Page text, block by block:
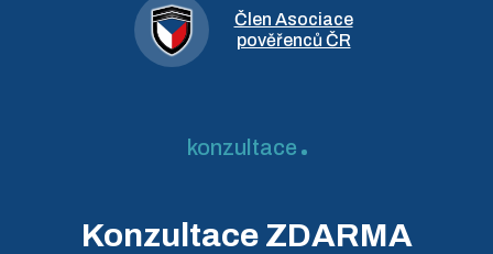
Člen Asociace
pověřenců ČR
konzultace
Konzultace ZDARMA